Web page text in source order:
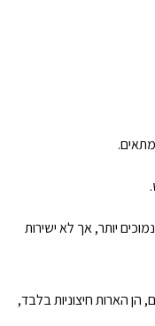
יותר, אך לא ישירות
הארות חיצוניות בלבד,